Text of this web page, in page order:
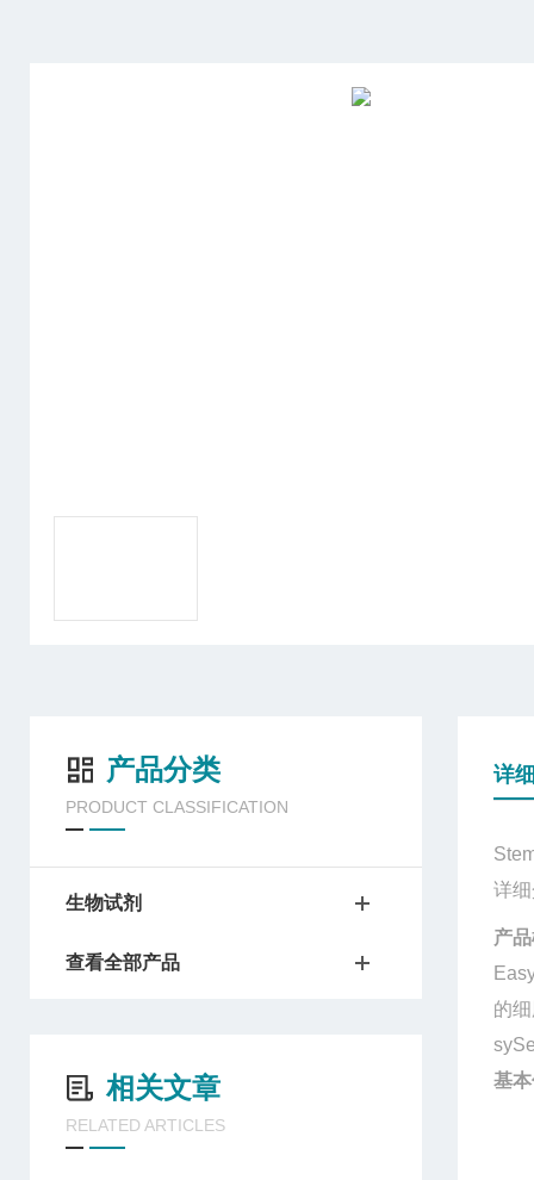
产品分类
PRODUCT CLASSIFICATION
生物试剂
查看全部产品
相关文章
RELATED ARTICLES
详
详
产
的
基